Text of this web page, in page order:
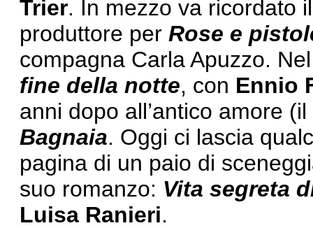
Trier. In mezzo va ricordato
produttore per Rose e
compagna Carla Apuzzo.
fine della notte, con Ennio
anni dopo all’antico amore
Bagnaia. Oggi ci lascia
pagina di un paio di
suo romanzo: Vita segreta
Luisa Ranieri.